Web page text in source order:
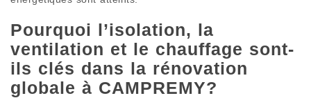
Pourquoi l’isolation, la
ventilation et le chauffage sont-
ils clés dans la rénovation
globale à CAMPREMY?